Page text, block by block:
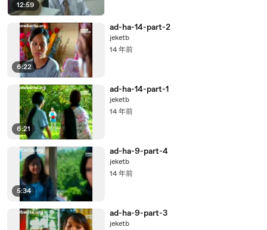
12:59
6:22
ad-ha-14-part-2
jeketb
14 年前
6:21
ad-ha-14-part-1
jeketb
14 年前
5:34
ad-ha-9-part-4
jeketb
14 年前
ad-ha-9-part-3
jeketb